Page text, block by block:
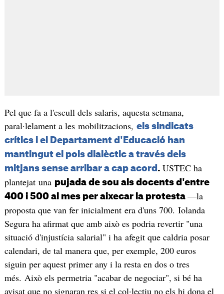
Pel que fa a l'escull dels salaris, aquesta setmana,
paral·lelament a les mobilitzacions, els sindicats
crítics i el Departament d'Educació han
mantingut el pols dialèctic a través dels
mitjans sense arribar a cap acord . USTEC ha
plantejat una pujada de sou als docents d'entre
400 i 500 al mes per aixecar la protesta —la
proposta que van fer inicialment era d'uns 700. Iolanda
Segura ha afirmat que amb això es podria revertir "una
situació d'injustícia salarial" i ha afegit que caldria posar
calendari, de tal manera que, per exemple, 200 euros
siguin per aquest primer any i la resta en dos o tres
més. Això els permetria "acabar de negociar", si bé ha
avisat que no signaran res si el col·lectiu no els hi dona el